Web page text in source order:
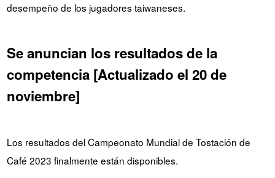
desempeño de los jugadores taiwaneses.
Se anuncian los resultados de la
competencia [Actualizado el 20 de
noviembre]
Los resultados del Campeonato Mundial de Tostación de
Café 2023 finalmente están disponibles.